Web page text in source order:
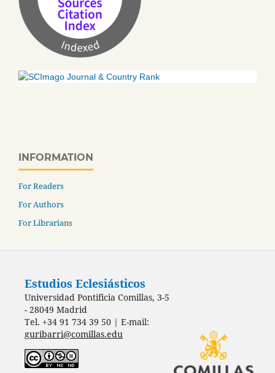
INFORMATION
For Readers
For Authors
For Librarians
Estudios Eclesiásticos
Universidad Pontificia Comillas, 3-5
- 28049 Madrid
Tel. +34 91 734 39 50 | E-mail:
guribarri@comillas.edu